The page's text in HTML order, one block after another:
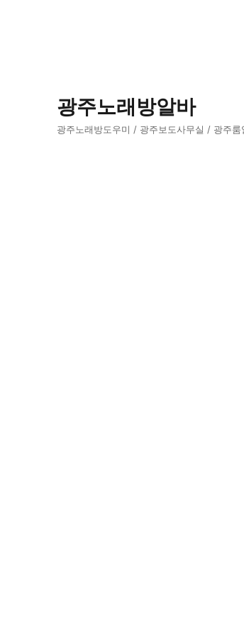
광주노래방알바
광주노래방도우미 / 광주보도사무실 / 광주룸